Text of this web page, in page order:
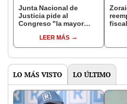
Junta Nacional de
Justicia pide al
Congreso "la mayor
Zoraida Ávalos
LEER MÁS
LO MÁS VISTO LO ÚLTIMO